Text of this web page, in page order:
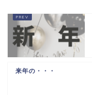
来年の・・・